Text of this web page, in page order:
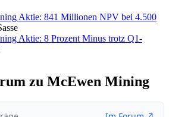
Aktie: 841 Millionen NPV bei 4.500
Aktie: 8 Prozent Minus trotz Q1-
zu McEwen Mining